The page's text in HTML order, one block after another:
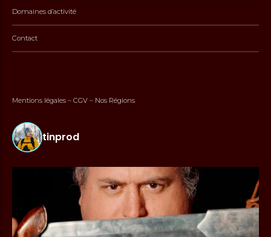
Domaines d’activité
Contact
Mentions légales – CGV – Nos Régions
tinprod